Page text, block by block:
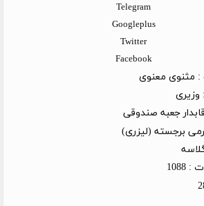
Telegram
Googleplus
Twitter
Facebook
: مثنوی معنوی
وزیری
قابدار جعبه صندوقی
برجسته (لیزری)
:
1088